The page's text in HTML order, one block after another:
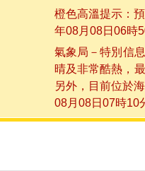
橙色高溫提示：
年08月08日06時
氣象局－特別信
晴及非常酷熱，
另外，目前位於
08月08日07時10